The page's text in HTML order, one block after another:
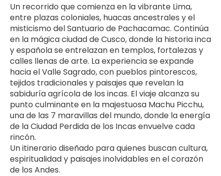
Un recorrido que comienza en la vibrante Lima,
entre plazas coloniales, huacas ancestrales y el
misticismo del Santuario de Pachacamac. Continúa
en la mágica ciudad de Cusco, donde la historia inca
y española se entrelazan en templos, fortalezas y
calles llenas de arte. La experiencia se expande
hacia el Valle Sagrado, con pueblos pintorescos,
tejidos tradicionales y paisajes que revelan la
sabiduría agrícola de los incas. El viaje alcanza su
punto culminante en la majestuosa Machu Picchu,
una de las 7 maravillas del mundo, donde la energía
de la Ciudad Perdida de los Incas envuelve cada
rincón.
Un itinerario diseñado para quienes buscan cultura,
espiritualidad y paisajes inolvidables en el corazón
de los Andes.